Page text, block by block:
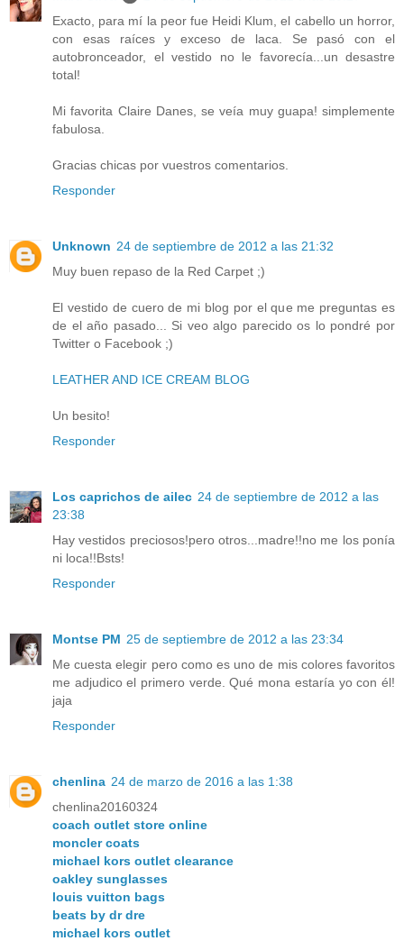
Exacto, para mí la peor fue Heidi Klum, el cabello un horror,
con esas raíces y exceso de laca. Se pasó con el
autobronceador, el vestido no le favorecía...un desastre
total!
Mi favorita Claire Danes, se veía muy guapa! simplemente
fabulosa.
Gracias chicas por vuestros comentarios.
Responder
Unknown 24 de septiembre de 2012 a las 21:32
Muy buen repaso de la Red Carpet ;)
El vestido de cuero de mi blog por el que me preguntas es
de el año pasado... Si veo algo parecido os lo pondré por
Twitter o Facebook ;)
LEATHER AND ICE CREAM BLOG
Un besito!
Responder
Los caprichos de ailec 24 de septiembre de 2012 a las
23:38
Hay vestidos preciosos!pero otros...madre!!no me los ponía
ni loca!!Bsts!
Responder
Montse PM 25 de septiembre de 2012 a las 23:34
Me cuesta elegir pero como es uno de mis colores favoritos
me adjudico el primero verde. Qué mona estaría yo con él!
jaja
Responder
chenlina 24 de marzo de 2016 a las 1:38
chenlina20160324
coach outlet store online
moncler coats
michael kors outlet clearance
oakley sunglasses
louis vuitton bags
beats by dr dre
michael kors outlet